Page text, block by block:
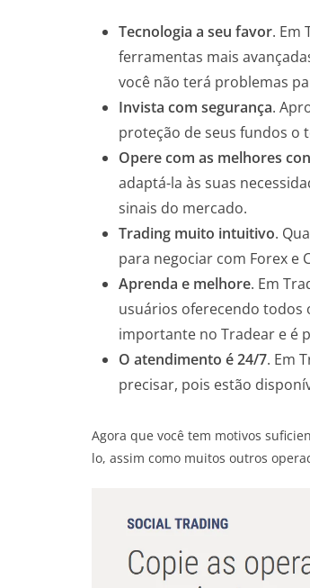
Tecnologia a seu favor. Em
ferramentas mais
você não terá problemas
Invista com segurança.
proteção de seus fundos o
Opere com as melhores
adaptá-la às suas
sinais do mercado.
Trading muito intuitivo.
para negociar com Forex e
Aprenda e melhore. Em
usuários oferecendo todos
importante no Tradear e é
O atendimento é 24/7. Em
precisar, pois estão
Agora que você tem motivos
lo, assim como muitos outros